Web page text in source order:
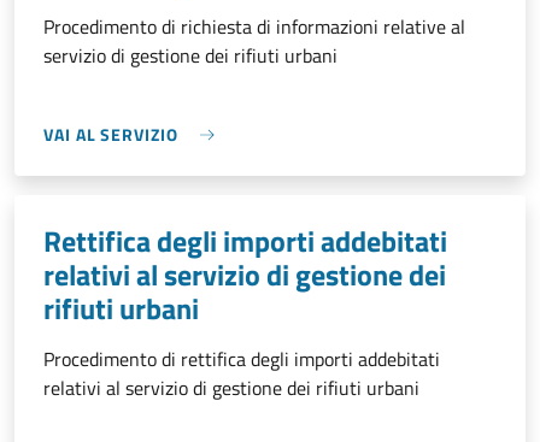
Procedimento di richiesta di informazioni relative al
servizio di gestione dei rifiuti urbani
VAI AL SERVIZIO
Rettifica degli importi addebitati
relativi al servizio di gestione dei
rifiuti urbani
Procedimento di rettifica degli importi addebitati
relativi al servizio di gestione dei rifiuti urbani